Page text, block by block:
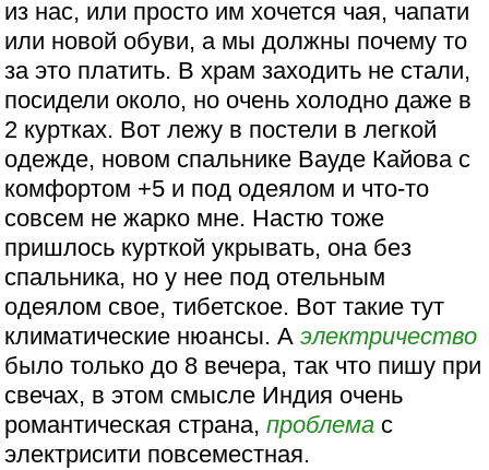
из нас, или просто им хочется чая, чапати
или новой обуви, а мы должны почему то
за это платить. В храм заходить не стали,
посидели около, но очень холодно даже в
2 куртках. Вот лежу в постели в легкой
одежде, новом спальнике Вауде Кайова с
комфортом +5 и под одеялом и что-то
совсем не жарко мне. Настю тоже
пришлось курткой укрывать, она без
спальника, но у нее под отельным
одеялом свое, тибетское. Вот такие тут
климатические нюансы. Аэлектричество
было только до 8 вечера, так что пишу при
свечах, в этом смысле Индия очень
романтическая страна,проблема с
электрисити повсеместная.